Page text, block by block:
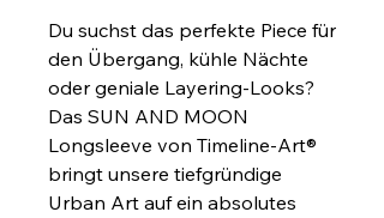
Du suchst das perfekte Piece für
den Übergang, kühle Nächte
oder geniale Layering-Looks?
Das SUN AND MOON
Longsleeve von Timeline-Art®
bringt unsere tiefgründige
Urban Art auf ein absolutes